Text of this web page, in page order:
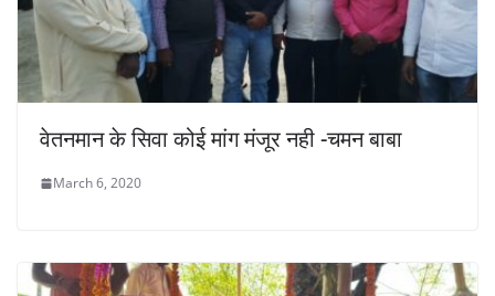
वेतनमान के सिवा कोई मांग मंजूर नही -चमन बाबा
March 6, 2020